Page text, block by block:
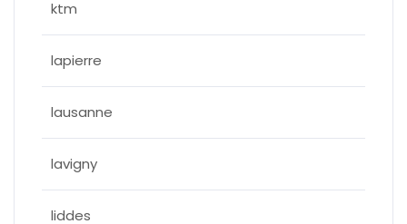
ktm
lapierre
lausanne
lavigny
liddes